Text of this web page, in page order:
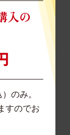
のみ。
すのでお